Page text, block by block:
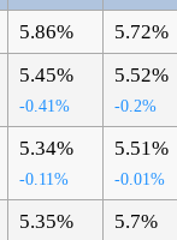
5.86% 5.72%
5.45%
-0.41%
5.52%
-0.2%
5.34%
-0.11%
5.51%
-0.01%
5.35% 5.7%